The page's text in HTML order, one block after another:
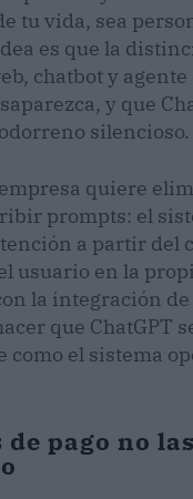
tu vida, sea
es que la
chatbot y agente
y que
silencioso.
quiere
prompts: el
a partir del
usuario en la
la integración
que ChatGPT
como el sistema
pago no